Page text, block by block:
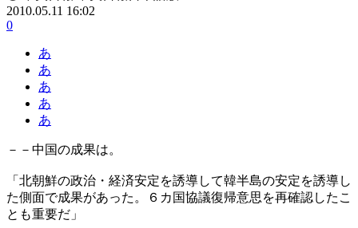
2010.05.11 16:02
0
あ
あ
あ
あ
あ
－－中国の成果は。
「北朝鮮の政治・経済安定を誘導して韓半島の安定を誘導し
た側面で成果があった。６カ国協議復帰意思を再確認したこ
とも重要だ」